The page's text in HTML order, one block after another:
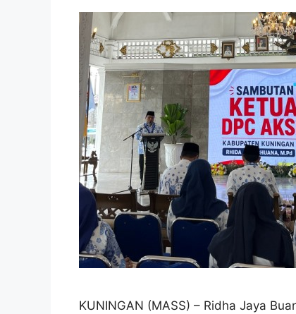
KUNINGAN (MASS) – Ridha Jaya